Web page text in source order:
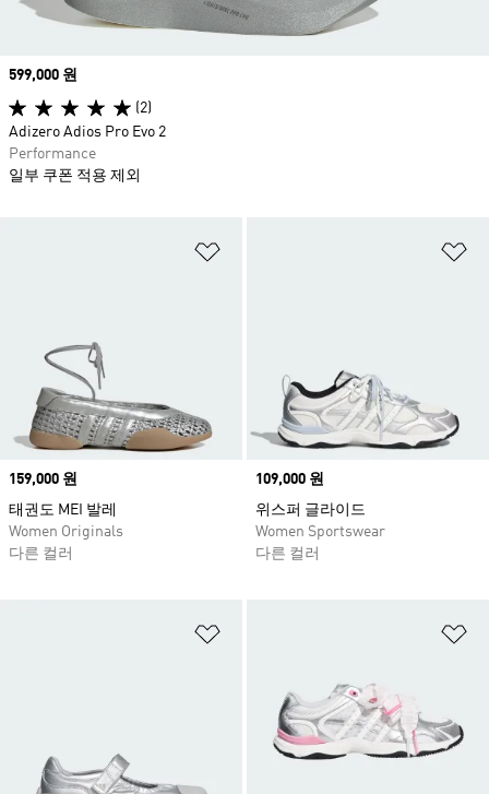
Price
159,000 원
태권도 MEI 발레
Women Originals
다른 컬러
Price
109,000 원
위스퍼 글라이드
Women Sportswear
다른 컬러
Price
599,000 원
(2)
Adizero Adios Pro Evo 2
Performance
일부 쿠폰 적용 제외